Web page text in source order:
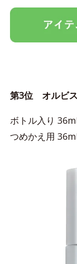
第3位 オルビ
ボトル入り
つめかえ用